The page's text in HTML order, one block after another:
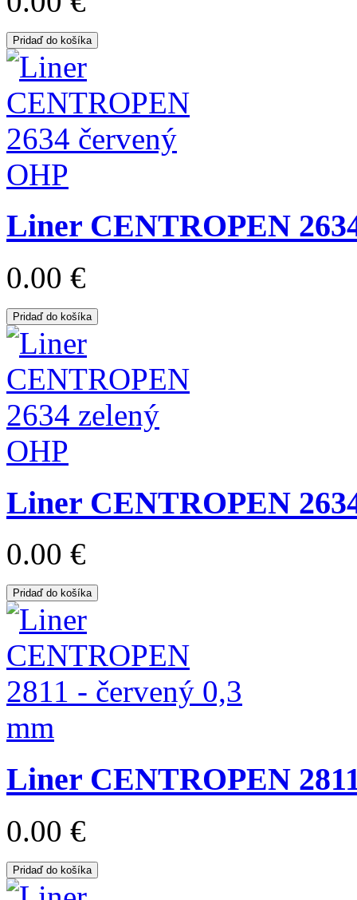
Pridaď do košíka
Liner CENTROPEN
0.00 €
Pridaď do košíka
Liner CENTROPEN
0.00 €
Pridaď do košíka
Liner CENTROPEN
0.00 €
Pridaď do košíka